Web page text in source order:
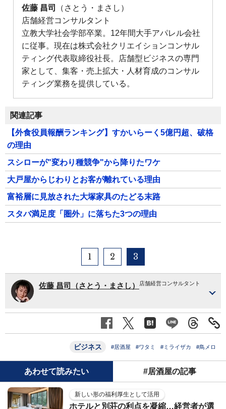
佐藤 昌司
（さとう・まさし）
店舗経営コンサルタント
立教大学社会学部卒業。12年間大手アパレル会社
に従事。現在は株式会社クリエイションコンサル
ティング代表取締役社長。店舗型ビジネスの専門
家として、集客・売上拡大・人材育成のコンサル
ティング業務を提供している。
関連記事
【外食役員報酬ランキング】すかいらーく5億円超、破格
の理由
スシローが"変わり種競争"から降りたワケ
大戸屋からじわりとお客が離れている理由
富裕層に見放された大塚家具のたどる末路
スタバ満足度「圏外」に落ちた3つの理由
1 2 3
佐藤 昌司（さとう・まさし） 店舗経営コンサルタント
ビジネス #居酒屋 #ワタミ #ミライザカ #鳥メロ
あわせて読みたい #居酒屋の記事
新しい形の福利厚生として活用
ホテルと別荘の利点を凝縮…経営者が選